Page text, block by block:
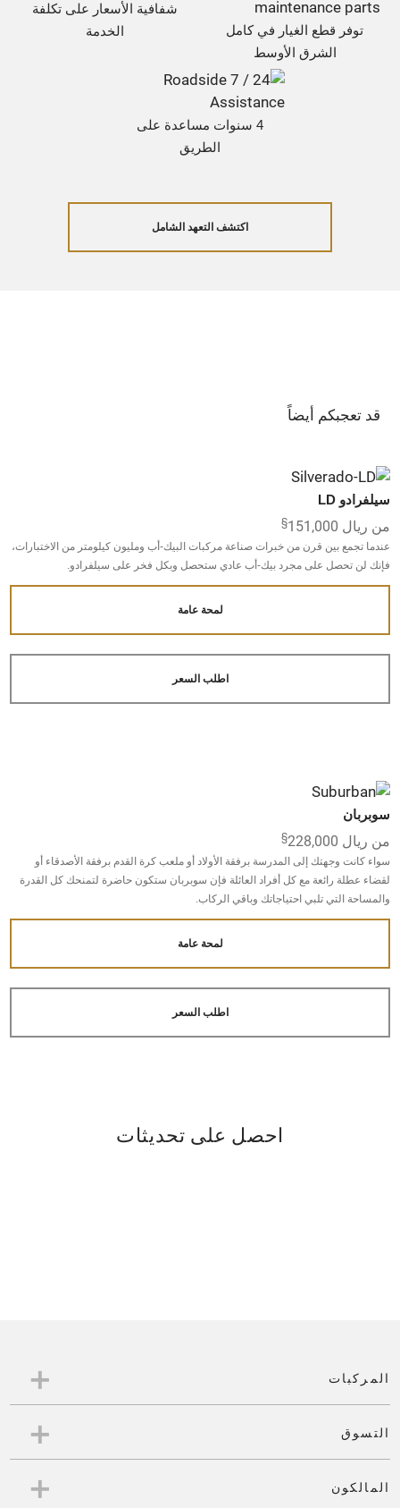
توفر قطع الغيار في كامل
الشرق الأوسط
شفافية الأسعار على تكلفة
الخدمة
4 سنوات مساعدة على
الطريق
اكتشف التعهد الشامل
قد تعجبكم أيضاً
سيلفرادو LD
من ريال 151,000
§
عندما تجمع بين قرن من خبرات صناعة مركبات البيك-أب ومليون كيلومتر من الاختبارات،
فإنك لن تحصل على مجرد بيك-أب عادي ستحصل وبكل فخر على سيلفرادو.
لمحة عامة
اطلب السعر
سوبربان
من ريال 228,000
§
سواء كانت وجهتك إلى المدرسة برفقة الأولاد أو ملعب كرة القدم برفقة الأصدقاء أو
لقضاء عطلة رائعة مع كل أفراد العائلة فإن سوبربان ستكون حاضرة لتمنحك كل القدرة
والمساحة التي تلبي احتياجاتك وباقي الركاب.
لمحة عامة
اطلب السعر
احصل على تحديثات